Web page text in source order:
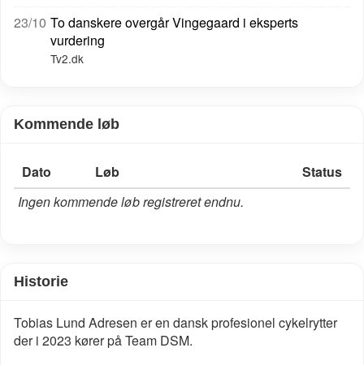
23/10 To danskere overgår Vingegaard i eksperts
vurdering
Tv2.dk
Kommende løb
Dato Løb
Status
Ingen kommende løb registreret endnu.
Historie
Tobias Lund Adresen er en dansk profesionel cykelrytter
der i 2023 kører på Team DSM.